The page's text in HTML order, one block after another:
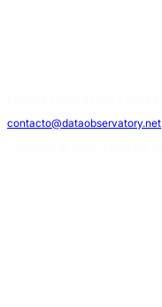
contacto@dataobservatory.net